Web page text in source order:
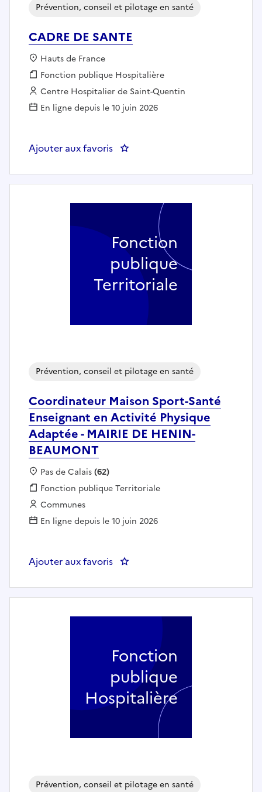
CADRE DE SANTE
Prévention, conseil et pilotage en santé
Localisation :
Hauts de France
Fonction publique :
Fonction publique Hospitalière
Employeur :
Centre Hospitalier de Saint-Quentin
En ligne depuis le 10 juin 2026
Ajouter aux favoris : CADRE DE SANTE
Coordinateur Maison Sport-Santé
Enseignant en Activité Physique
Adaptée - MAIRIE DE HENIN-
BEAUMONT
Prévention, conseil et pilotage en santé
Localisation :
Pas de Calais(62)
Fonction publique :
Fonction publique Territoriale
Employeur :
Communes
En ligne depuis le 10 juin 2026
Ajouter aux favoris : Coordinateur Maison Sport-
Fonction
publique
Territoriale
Prévention, conseil et pilotage en santé
Fonction
publique
Hospitalière